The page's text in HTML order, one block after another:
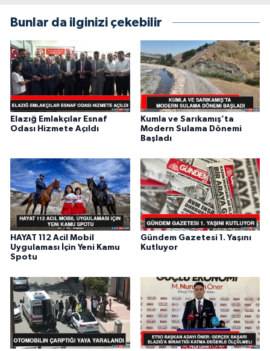
Bunlar da ilginizi çekebilir
Elazığ Emlakçılar Esnaf
Odası Hizmete Açıldı
Kumla ve Sarıkamış’ta
Modern Sulama Dönemi
Başladı
HAYAT 112 Acil Mobil
Uygulaması İçin Yeni Kamu
Spotu
Gündem Gazetesi 1. Yaşını
Kutluyor